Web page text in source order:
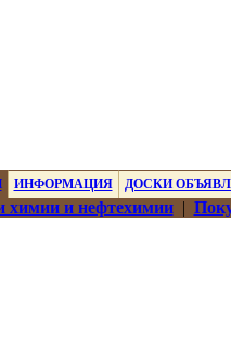
ИНФОРМАЦИЯ ДОСКИ
химии и нефтехимии|